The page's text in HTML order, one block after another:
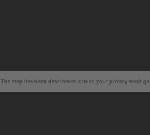
The map has been deactivated due to your privacy